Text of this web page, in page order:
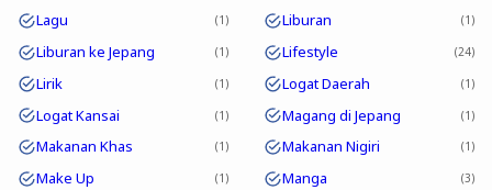
Lagu 1 Liburan 1
Liburan ke Jepang 1 Lifestyle 24
Lirik 1 Logat Daerah 1
Logat Kansai 1 Magang di Jepang 1
Makanan Khas 1 Makanan Nigiri 1
Make Up 1 Manga 3